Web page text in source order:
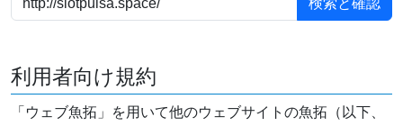
利用者向け規約
「ウェブ魚拓」を用いて他のウェブサイトの魚拓（以下、